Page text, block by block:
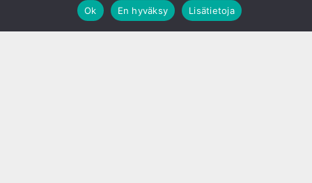
Ok
En hyväksy Lisätietoja